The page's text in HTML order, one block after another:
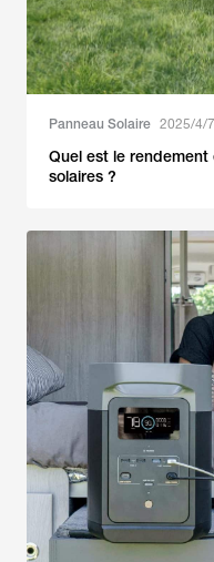
Panneau Solaire 2025/4/7
Quel est le
solaires ?